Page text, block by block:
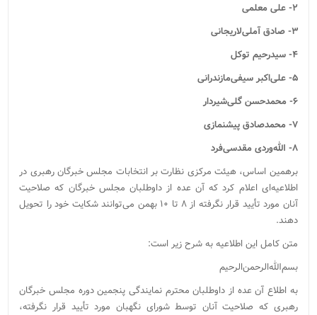
۲- علی معلمی
۳- صادق آملی‌لاریجانی
۴- سیدرحیم توکل
۵- علی‌اکبر سیفی‌مازندرانی
۶- محمدحسن گلی‌شیردار
۷- محمدصادق پیشنمازی
۸- الله‌وردی مقدسی‌فرد
برهمین اساس، هیئت مرکزی نظارت بر انتخابات مجلس خبرگان رهبری در
اطلاعیه‌ای اعلام کرد که آن عده از داوطلبان مجلس خبرگان که صلاحیت
آنان مورد تأیید قرار نگرفته از ۸ تا ۱۰ بهمن می‌توانند شکایت خود را تحویل
دهند.
متن کامل این اطلاعیه به شرح زیر است:
بسم‌الله‌الرحمن‌الرحیم
به اطلاع آن عده از داوطلبان محترم نمایندگی پنجمین دوره مجلس خبرگان
رهبری که صلاحیت آنان توسط شورای نگهبان مورد تأیید قرار نگرفته،